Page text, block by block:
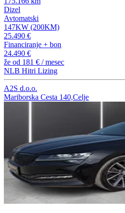
Dizel
Avtomatski
147KW (200KM)
25.490 €
Financiranje + bon
24.490 €
že od 181 € / mesec
NLB Hitri Lizing
A2S d.o.o.
Mariborska Cesta 140,Celje